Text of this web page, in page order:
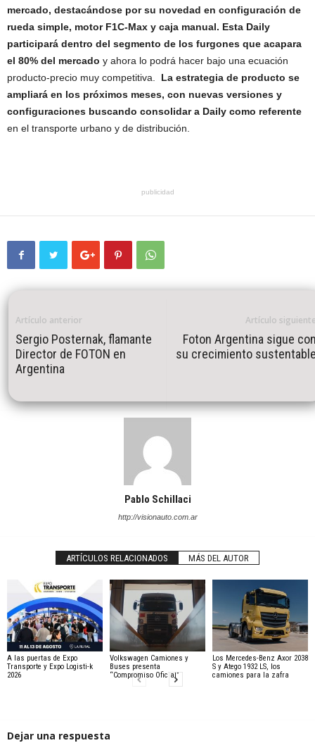
mercado, destacándose por su novedad en configuración de
rueda simple, motor F1C-Max y caja manual. Esta Daily
participará dentro del segmento de los furgones que acapara
el 80% del mercado y ahora lo podrá hacer bajo una ecuación
producto-precio muy competitiva. La estrategia de producto se
ampliará en los próximos meses, con nuevas versiones y
configuraciones buscando consolidar a Daily como referente
en el transporte urbano y de distribución.
publicidad
Artículo anterior
Sergio Posternak, flamante
Director de FOTON en
Argentina
Artículo
Foton Argentina sigue
su crecimiento
Pablo Schillaci
http://visionauto.com.ar
ARTÍCULOS RELACIONADOS MÁS DEL AUTOR
A las puertas de Expo
Transporte y Expo Logisti-k
2026
Volkswagen Camiones y
Buses presenta
“Compromiso Oficial”
Los Mercedes-Benz Axor 2038
S y Atego 1932 LS, los
camiones para la zafra
Dejar una respuesta